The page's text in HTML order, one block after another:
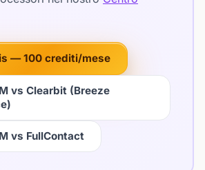
— 100 crediti/mese
vs Clearbit (Breeze
vs FullContact